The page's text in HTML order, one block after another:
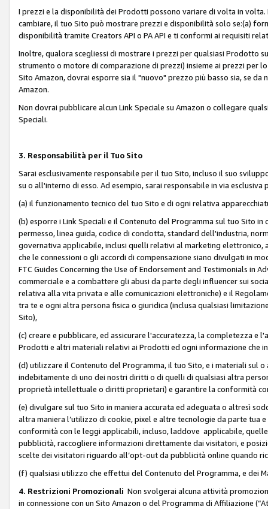
I prezzi e la disponibilità dei Prodotti possono variare di volta in
cambiare, il tuo Sito può mostrare prezzi e disponibilità solo se:(a)
disponibilità tramite Creators API o PA API e ti conformi ai requisiti
Inoltre, qualora scegliessi di mostrare i prezzi per qualsiasi Prodotto
strumento o motore di comparazione di prezzi) insieme ai prezzi
Sito Amazon, dovrai esporre sia il "nuovo" prezzo più basso sia, se
Amazon.
Non dovrai pubblicare alcun Link Speciale su Amazon o collegare
Speciali.
3. Responsabilità per il Tuo Sito
Sarai esclusivamente responsabile per il tuo Sito, incluso il suo
su o all'interno di esso. Ad esempio, sarai responsabile in via esclusiva
(a) il funzionamento tecnico del tuo Sito e di ogni relativa
(b) esporre i Link Speciali e il Contenuto del Programma sul tuo Sito in
permesso, linea guida, codice di condotta, standard dell'industria,
governativa applicabile, inclusi quelli relativi al marketing
che le connessioni o gli accordi di compensazione siano divulgati in
FTC Guides Concerning the Use of Endorsement and Testimonials in
commerciale e a combattere gli abusi da parte degli influencer sui
relativa alla vita privata e alle comunicazioni elettroniche) e il
tra te e ogni altra persona fisica o giuridica (inclusa qualsiasi
Sito),
(c) creare e pubblicare, ed assicurare l'accuratezza, la completezza
Prodotti e altri materiali relativi ai Prodotti ed ogni informazione che
(d) utilizzare il Contenuto del Programma, il tuo Sito, e i materiali sul
indebitamente di uno dei nostri diritti o di quelli di qualsiasi altra
proprietà intellettuale o diritti proprietari) e garantire la conformità
(e) divulgare sul tuo Sito in maniera accurata ed adeguata o altresì
altra maniera l’utilizzo di cookie, pixel e altre tecnologie da parte tua
conformità con le leggi applicabili, incluso, laddove applicabile,
pubblicità, raccogliere informazioni direttamente dai visitatori, e
scelte dei visitatori riguardo all’opt-out da pubblicità online quando
(f) qualsiasi utilizzo che effettui del Contenuto del Programma, e dei
4. Restrizioni Promozionali Non svolgerai alcuna attività
in connessione con un Sito Amazon o del Programma di Affiliazione